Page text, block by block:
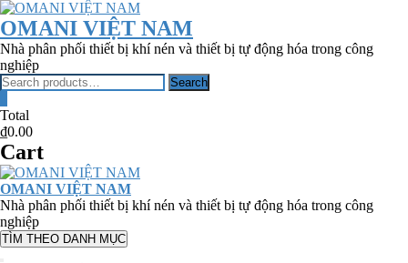
OMANI VIỆT NAM
Nhà phân phối thiết bị khí nén và thiết bị tự động hóa trong công
nghiệp
Search
Search
Total
₫0.00
Cart
OMANI VIỆT NAM
Nhà phân phối thiết bị khí nén và thiết bị tự động hóa trong công
nghiệp
TÌM THEO DANH MỤC